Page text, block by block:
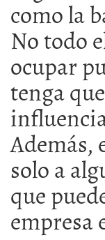
como la
No todo
ocupar
tenga
Además,
solo a
que
empresa